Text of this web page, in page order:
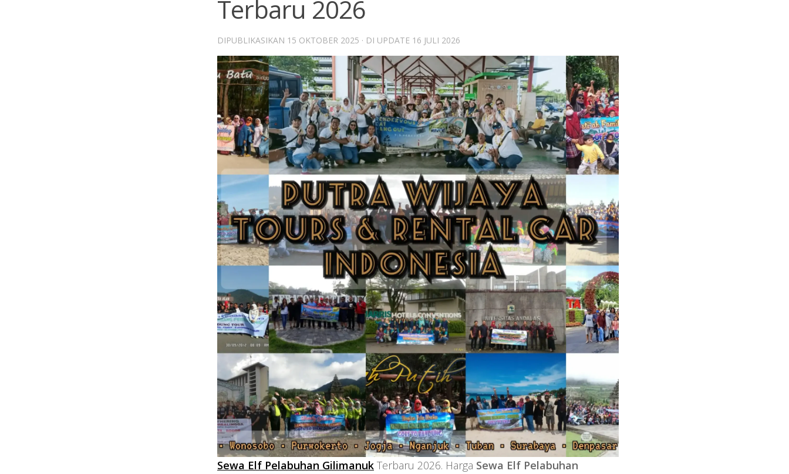
Terbaru 2026
DIPUBLIKASIKAN 15 OKTOBER 2025 · DI UPDATE 16 JULI 2026
Sewa Elf Pelabuhan Gilimanuk Terbaru 2026. Harga Sewa Elf Pelabuhan